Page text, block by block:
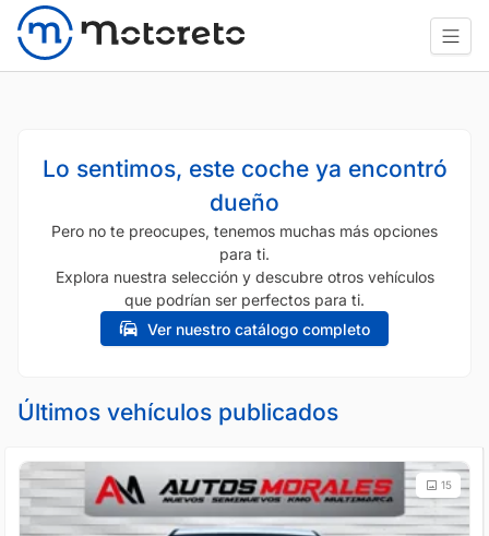
Lo sentimos, este coche ya encontró
dueño
Pero no te preocupes, tenemos muchas más opciones
para ti.
Explora nuestra selección y descubre otros vehículos
que podrían ser perfectos para ti.
Ver nuestro catálogo completo
Últimos vehículos publicados
15